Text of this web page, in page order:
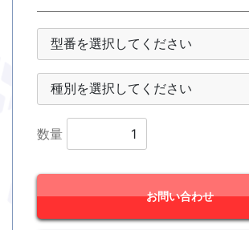
数量
お問い合わせ